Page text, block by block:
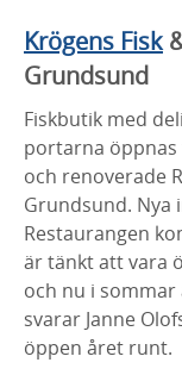
Krögens Fisk
Grundsund
Fiskbutik med
portarna
och renoverade
Grundsund. Nya
Restaurangen
är tänkt att vara
och nu i sommar
svarar Janne
öppen året runt.